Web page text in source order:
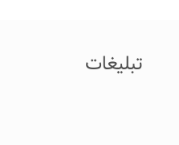
تبلیغات